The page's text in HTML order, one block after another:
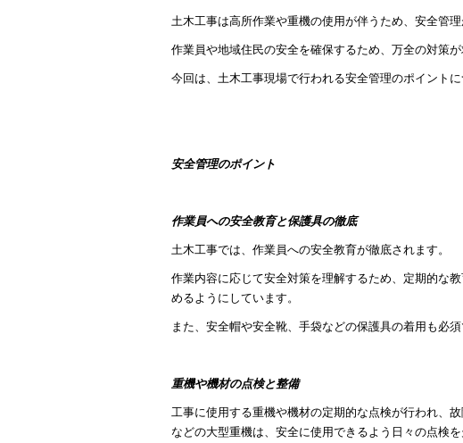
土木工事は高所作業や重機の使用が伴うため、安全管理
作業員や地域住民の安全を確保するため、万全の対策が
今回は、土木工事現場で行われる安全管理のポイントに
安全管理のポイント
作業員への安全教育と保護具の徹底
土木工事では、作業員への安全教育が徹底されます。
作業内容に応じて安全対策を理解するため、定期的な
めるようにしています。
また、安全帽や安全靴、手袋などの保護具の着用も必須
重機や機材の点検と整備
工事に使用する重機や機材の定期的な点検が行われ、
などの大型重機は、安全に使用できるよう日々の点検